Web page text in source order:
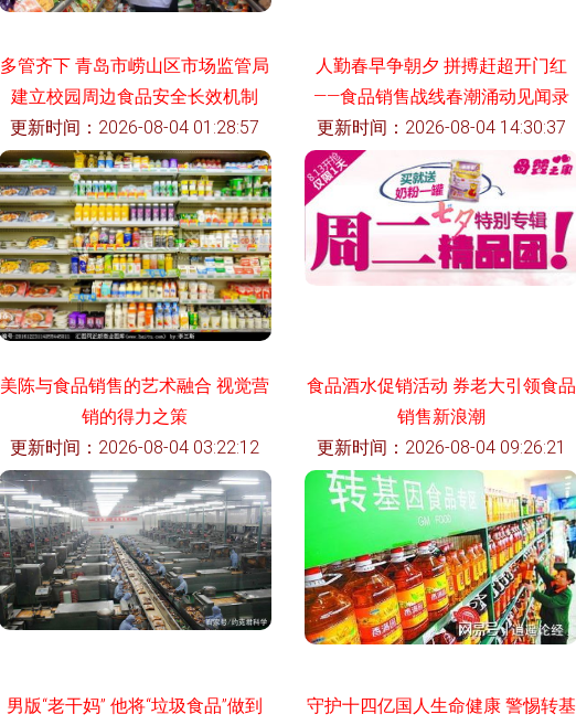
多管齐下 青岛市崂山区市场监管局
建立校园周边食品安全长效机制
更新时间：2026-08-04 01:28:57
人勤春早争朝夕 拼搏赶超开门红
——食品销售战线春潮涌动见闻录
更新时间：2026-08-04 14:30:37
美陈与食品销售的艺术融合 视觉营
销的得力之策
更新时间：2026-08-04 03:22:12
食品酒水促销活动 券老大引领食品
销售新浪潮
更新时间：2026-08-04 09:26:21
男版“老干妈” 他将“垃圾食品”做到
守护十四亿国人生命健康 警惕转基